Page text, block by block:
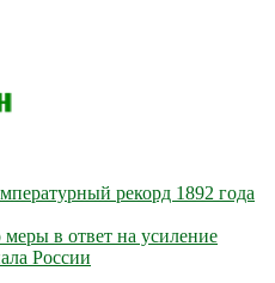
рекорд 1892 года
в ответ на усиление
России